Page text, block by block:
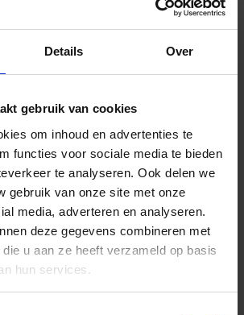
Details Over
gebruik van cookies
om inhoud en advertenties te
functies voor sociale media te bieden
te analyseren. Ook delen we
gebruik van onze site met onze
media, adverteren en analyseren.
deze gegevens combineren met
u aan ze heeft verzameld op basis
hun services.